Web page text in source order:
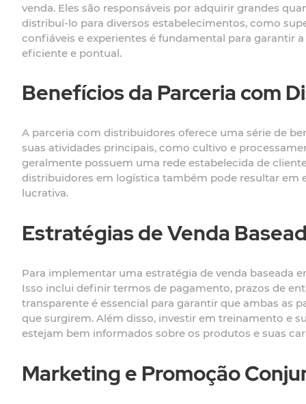
venda. Eles são responsáveis por adquirir grandes
distribuí-lo para diversos estabelecimentos, como
confiáveis e experientes é fundamental para garantir
eficiente e pontual.
Benefícios da Parceria com
A parceria com distribuidores oferece uma série de
suas atividades principais, como cultivo e
geralmente possuem uma rede estabelecida de
distribuidores em logística também pode resultar em
lucrativa.
Estratégias de Venda
Para implementar uma estratégia de venda baseada
Isso inclui definir termos de pagamento, prazos de
transparente é essencial para garantir que ambas as
que surgirem. Além disso, investir em treinamento e
estejam bem informados sobre os produtos e suas
Marketing e Promoção